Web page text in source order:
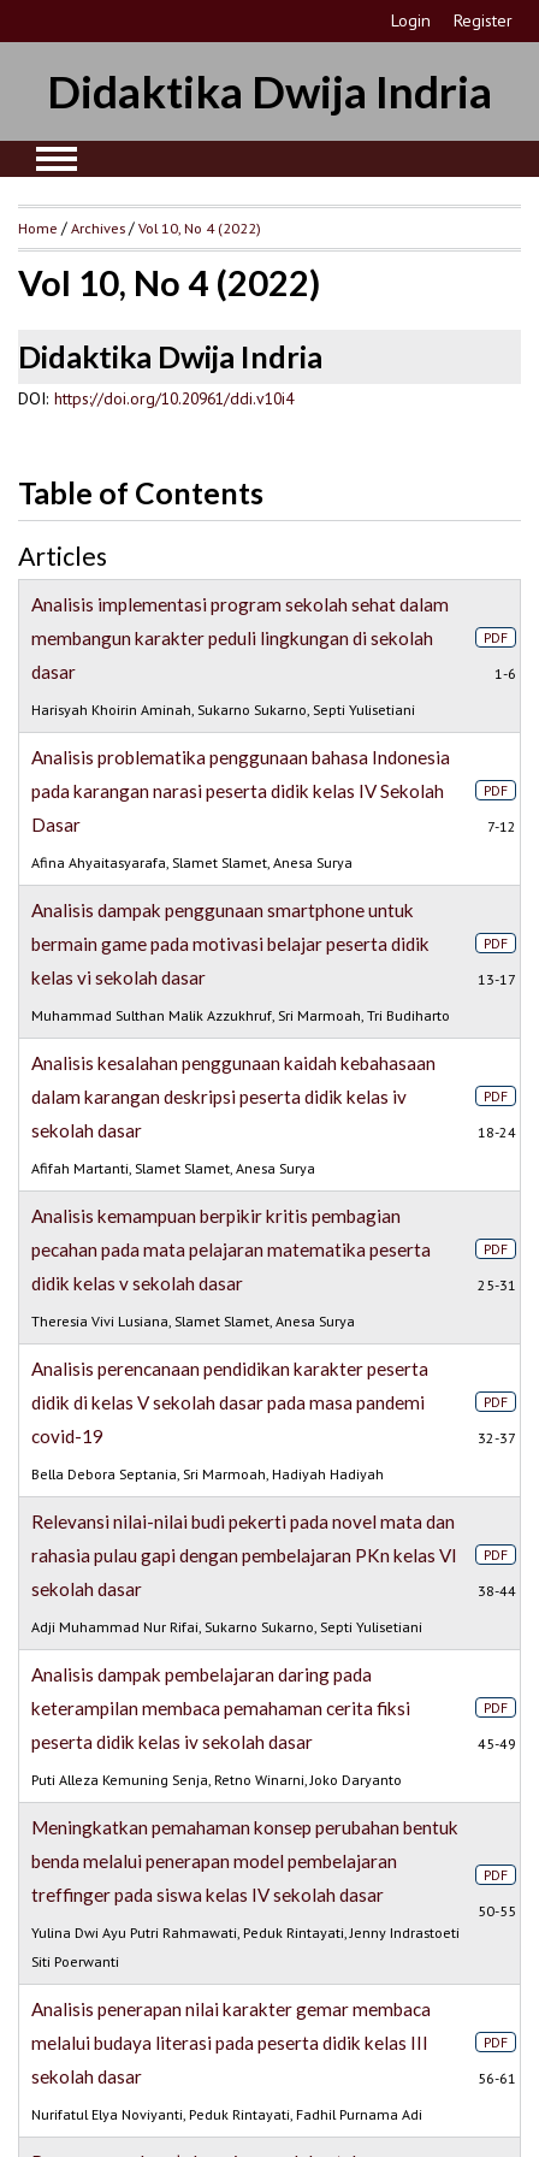
Login Register
Didaktika Dwija Indria
Home /Archives/Vol 10, No 4 (2022)
Vol 10, No 4 (2022)
Didaktika Dwija Indria
DOI: https://doi.org/10.20961/ddi.v10i4
Table of Contents
Articles
Analisis implementasi program sekolah sehat dalam
membangun karakter peduli lingkungan di sekolah
dasar
Harisyah Khoirin Aminah, Sukarno Sukarno, Septi Yulisetiani
PDF
1-6
Analisis problematika penggunaan bahasa Indonesia
pada karangan narasi peserta didik kelas IV Sekolah
Dasar
Afina Ahyaitasyarafa, Slamet Slamet, Anesa Surya
PDF
7-12
Analisis dampak penggunaan smartphone untuk
bermain game pada motivasi belajar peserta didik
kelas vi sekolah dasar
Muhammad Sulthan Malik Azzukhruf, Sri Marmoah, Tri Budiharto
PDF
13-17
Analisis kesalahan penggunaan kaidah kebahasaan
dalam karangan deskripsi peserta didik kelas iv
sekolah dasar
Afifah Martanti, Slamet Slamet, Anesa Surya
PDF
18-24
Analisis kemampuan berpikir kritis pembagian
pecahan pada mata pelajaran matematika peserta
didik kelas v sekolah dasar
Theresia Vivi Lusiana, Slamet Slamet, Anesa Surya
PDF
25-31
Analisis perencanaan pendidikan karakter peserta
didik di kelas V sekolah dasar pada masa pandemi
covid-19
Bella Debora Septania, Sri Marmoah, Hadiyah Hadiyah
PDF
32-37
Relevansi nilai-nilai budi pekerti pada novel mata dan
rahasia pulau gapi dengan pembelajaran PKn kelas VI
sekolah dasar
Adji Muhammad Nur Rifai, Sukarno Sukarno, Septi Yulisetiani
PDF
38-44
Analisis dampak pembelajaran daring pada
keterampilan membaca pemahaman cerita fiksi
peserta didik kelas iv sekolah dasar
Puti Alleza Kemuning Senja, Retno Winarni, Joko Daryanto
PDF
45-49
Meningkatkan pemahaman konsep perubahan bentuk
benda melalui penerapan model pembelajaran
treffinger pada siswa kelas IV sekolah dasar
Yulina Dwi Ayu Putri Rahmawati, Peduk Rintayati, Jenny Indrastoeti
Siti Poerwanti
PDF
50-55
Analisis penerapan nilai karakter gemar membaca
melalui budaya literasi pada peserta didik kelas III
sekolah dasar
Nurifatul Elya Noviyanti, Peduk Rintayati, Fadhil Purnama Adi
PDF
56-61